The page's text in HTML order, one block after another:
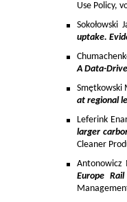
Use Policy,
uptake.
A Data-
Smętkowski
at regional
Leferink
larger
Cleaner
Antonowicz
Europe